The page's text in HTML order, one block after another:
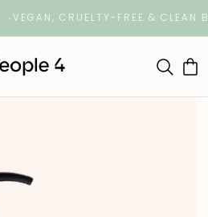
VEGAN, CRUELTY-FREE & CLEAN